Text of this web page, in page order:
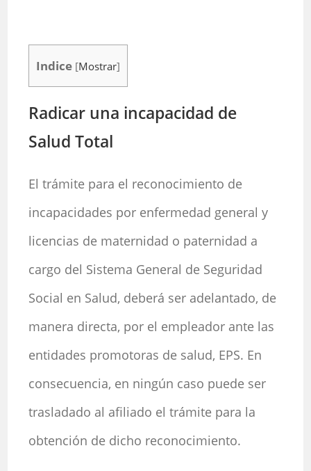
Indice [Mostrar]
Radicar una incapacidad de
Salud Total
El trámite para el reconocimiento de
incapacidades por enfermedad general y
licencias de maternidad o paternidad a
cargo del Sistema General de Seguridad
Social en Salud, deberá ser adelantado, de
manera directa, por el empleador ante las
entidades promotoras de salud, EPS. En
consecuencia, en ningún caso puede ser
trasladado al afiliado el trámite para la
obtención de dicho reconocimiento.